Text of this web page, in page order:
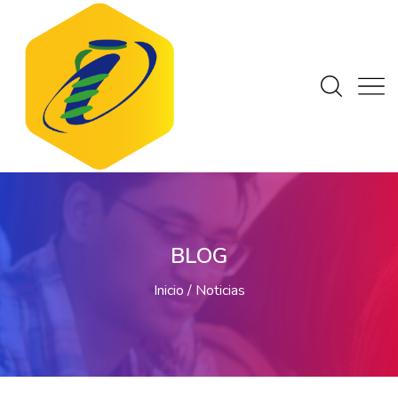
BLOG
Inicio Noticias